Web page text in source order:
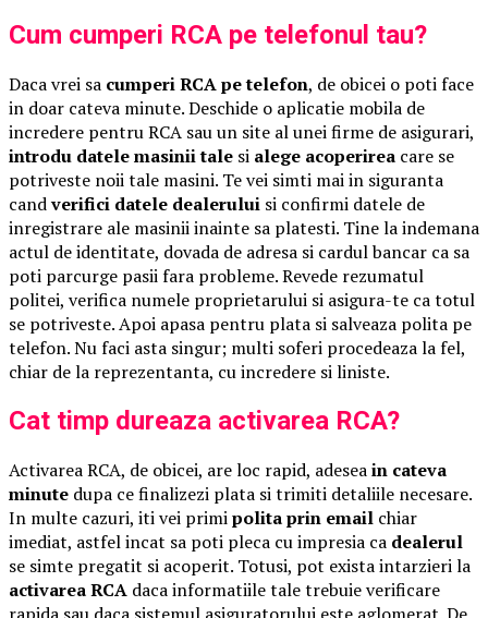
Cum cumperi RCA pe telefonul tau?
Daca vrei sa cumperi RCA pe telefon, de obicei o poti face
in doar cateva minute. Deschide o aplicatie mobila de
incredere pentru RCA sau un site al unei firme de asigurari,
introdu datele masinii tale si alege acoperirea care se
potriveste noii tale masini. Te vei simti mai in siguranta
candverifici datele dealerului si confirmi datele de
inregistrare ale masinii inainte sa platesti. Tine la indemana
actul de identitate, dovada de adresa si cardul bancar ca sa
poti parcurge pasii fara probleme. Revede rezumatul
politei, verifica numele proprietarului si asigura-te ca totul
se potriveste. Apoi apasa pentru plata si salveaza polita pe
telefon. Nu faci asta singur; multi soferi procedeaza la fel,
chiar de la reprezentanta, cu incredere si liniste.
Cat timp dureaza activarea RCA?
Activarea RCA, de obicei, are loc rapid, adeseain cateva
minute dupa ce finalizezi plata si trimiti detaliile necesare.
In multe cazuri, iti vei primipolita prin email chiar
imediat, astfel incat sa poti pleca cu impresia ca dealerul
se simte pregatit si acoperit. Totusi, pot exista intarzieri la
activarea RCA daca informatiile tale trebuie verificare